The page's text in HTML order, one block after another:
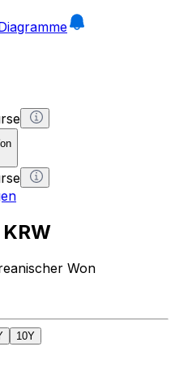
Won
10Y